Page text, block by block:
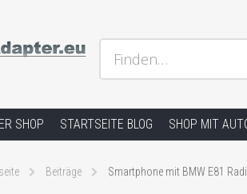
und der Installation und andere Hifi
Finden…
SHOP STARTSEITE BLOG SHOP MIT
Beiträge Smartphone mit BMW E81